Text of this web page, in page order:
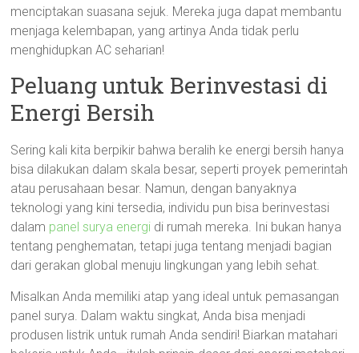
menciptakan suasana sejuk. Mereka juga dapat membantu
menjaga kelembapan, yang artinya Anda tidak perlu
menghidupkan AC seharian!
Peluang untuk Berinvestasi di
Energi Bersih
Sering kali kita berpikir bahwa beralih ke energi bersih hanya
bisa dilakukan dalam skala besar, seperti proyek pemerintah
atau perusahaan besar. Namun, dengan banyaknya
teknologi yang kini tersedia, individu pun bisa berinvestasi
dalam panel surya energi di rumah mereka. Ini bukan hanya
tentang penghematan, tetapi juga tentang menjadi bagian
dari gerakan global menuju lingkungan yang lebih sehat.
Misalkan Anda memiliki atap yang ideal untuk pemasangan
panel surya. Dalam waktu singkat, Anda bisa menjadi
produsen listrik untuk rumah Anda sendiri! Biarkan matahari